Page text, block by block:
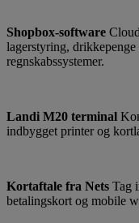
Shopbox-software
lagerstyring,
regnskabssystemer.
Landi M20 terminal
indbygget printer og
Kortaftale fra Nets Tag
betalingskort og mobile